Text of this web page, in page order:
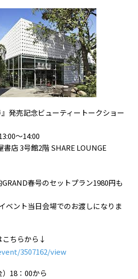
発売記念ビューティートークショー
～14:00
店 3号館2階 SHARE LOUNGE
春号のセットプラン1980円も
ベント当日会場でのお渡しになりま
こちらから↓
3507162/view
18：00から